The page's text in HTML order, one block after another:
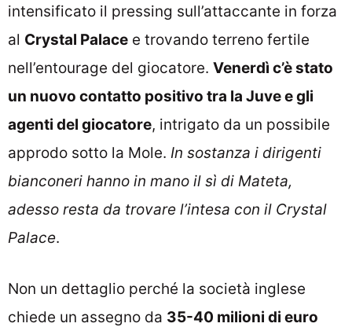
intensificato il pressing sull’attaccante in forza
al Crystal Palace e trovando terreno fertile
nell’entourage del giocatore. Venerdì c’è stato
un nuovo contatto positivo tra la Juve e gli
agenti del giocatore, intrigato da un possibile
approdo sotto la Mole. In sostanza i dirigenti
bianconeri hanno in mano il sì di Mateta,
adesso resta da trovare l’intesa con il Crystal
Palace.
Non un dettaglio perché la società inglese
chiede un assegno da 35-40 milioni di euro